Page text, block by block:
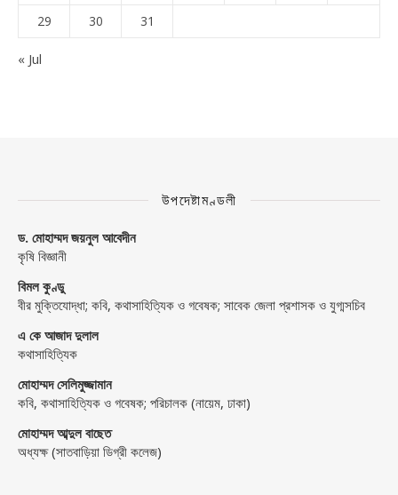
29
30 31
« Jul
উপদেষ্টামণ্ডলী
ড. মোহাম্মদ জয়নুল আবেদীন
কৃষি বিজ্ঞানী
বিমল কুণ্ডু
বীর মুক্তিযোদ্ধা; কবি, কথাসাহিত্যিক ও গবেষক; সাবেক জেলা প্রশাসক ও যুগ্মসচিব
এ কে আজাদ দুলাল
কথাসাহিত্যিক
মোহাম্মদ সেলিমুজ্জামান
কবি, কথাসাহিত্যিক ও গবেষক; পরিচালক (নায়েম, ঢাকা)
মোহাম্মদ আব্দুল বাছেত
অধ্যক্ষ (সাতবাড়িয়া ডিগ্রী কলেজ)